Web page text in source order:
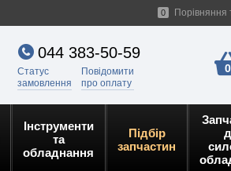
0 Порівняння
044 383-50-59
Статус
замовлення
Повідомити
про оплату
0
Інструменти
та
обладнання
Підбір
запчастин